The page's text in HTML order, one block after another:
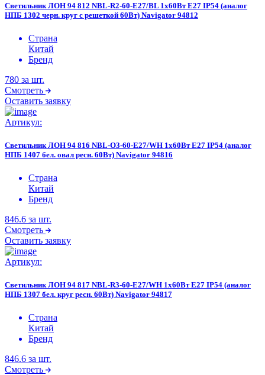
Светильник ЛОН 94 812 NBL-R2-60-E27/BL 1х60Вт E27 IP54 (аналог
НПБ 1302 черн. круг с решеткой 60Вт) Navigator 94812
Страна
Китай
Бренд
780 за шт.
Смотреть
Оставить заявку
Артикул:
Светильник ЛОН 94 816 NBL-O3-60-E27/WH 1х60Вт E27 IP54 (аналог
НПБ 1407 бел. овал ресн. 60Вт) Navigator 94816
Страна
Китай
Бренд
846.6 за шт.
Смотреть
Оставить заявку
Артикул:
Светильник ЛОН 94 817 NBL-R3-60-E27/WH 1х60Вт E27 IP54 (аналог
НПБ 1307 бел. круг ресн. 60Вт) Navigator 94817
Страна
Китай
Бренд
846.6 за шт.
Смотреть